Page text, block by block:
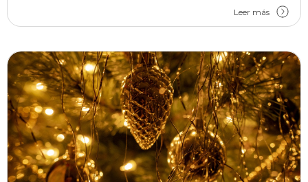
Leer más